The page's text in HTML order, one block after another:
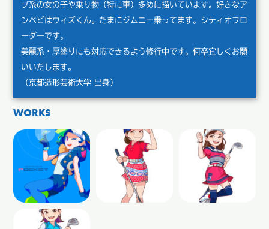
プ系の女の子や乗り物（特に車）多めに描いています。好きなア
ンベビはウィズくん。たまにジムニー乗ってます。シティオフロ
ーダーです。
美麗系・厚塗りにも対応できるよう修行中です。何卒宜しくお願
いいたします。
（京都造形芸術大学 出身）
WORKS